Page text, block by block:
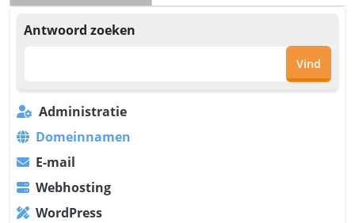
Antwoord zoeken
Vind
Administratie
Domeinnamen
E-mail
Webhosting
WordPress